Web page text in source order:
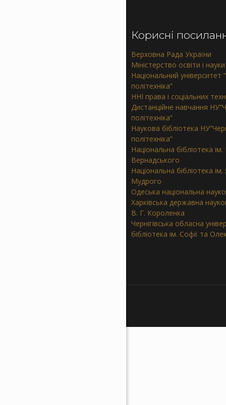
Корисні
Верховна Рада України
Міністерство освіти і
Національний університет
політехніка”
ННІ права і соціальних
Дистанційне навчання
політехніка”
Наукова бібліотека
політехніка”
Національна бібліотека ім.
Вернадського
Національна бібліотека
Мудрого
Одеська національна
Харківська державна
В. Г. Короленка
Чернігівська обласна
бібліотека ім. Софії та